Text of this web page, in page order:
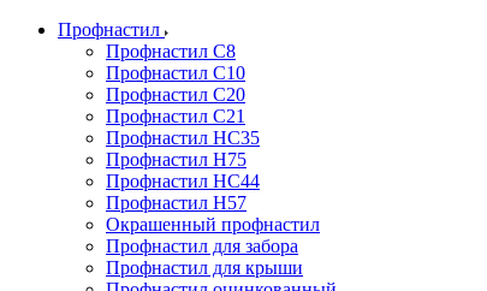
Профнастил
Профнастил С8
Профнастил С10
Профнастил С20
Профнастил С21
Профнастил НС35
Профнастил Н75
Профнастил HC44
Профнастил Н57
Окрашенный профнастил
Профнастил для забора
Профнастил для крыши